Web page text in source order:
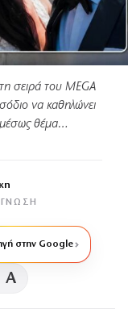
σειρά του MEGA
να καθηλώνει
αμέσως θέμα…
στην Google
A